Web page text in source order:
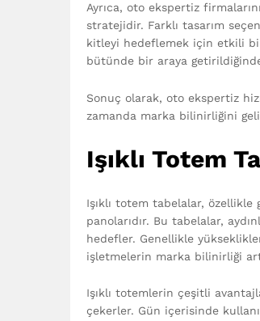
Ayrıca, oto ekspertiz
stratejidir. Farklı tasarım
kitleyi hedeflemek için etkili
bütünde bir araya
Sonuç olarak, oto ekspertiz
zamanda marka bilinirliğini
Işıklı Totem
Işıklı totem tabelalar, özellikle
panolarıdır. Bu tabelalar,
hedefler. Genellikle
işletmelerin marka bilinirliği
Işıklı totemlerin çeşitli
çekerler. Gün içerisinde